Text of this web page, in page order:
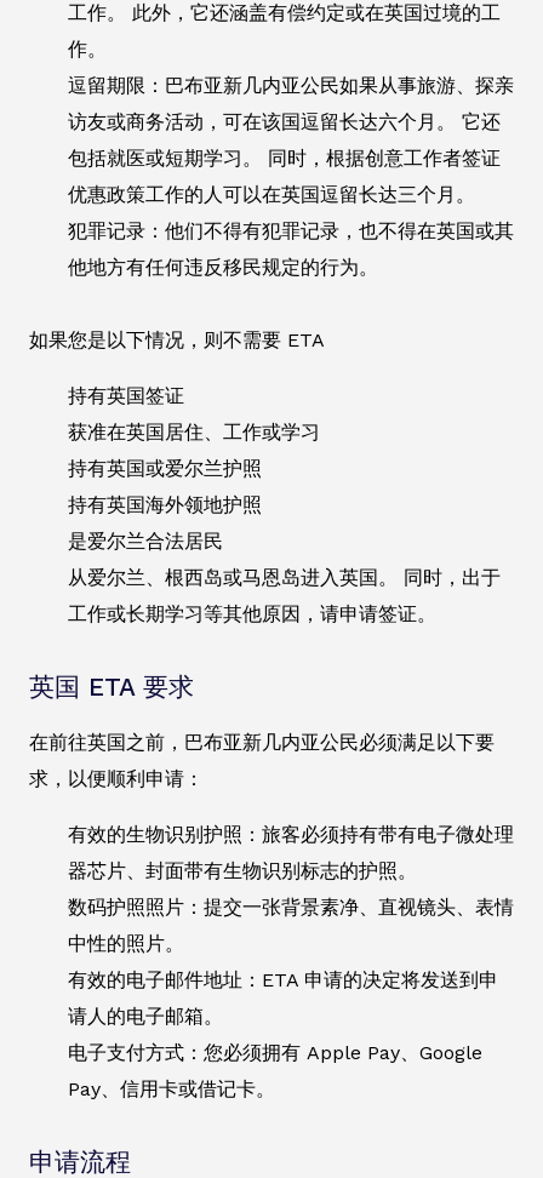
工作。 此外，它还涵盖有偿约定或在英国过境的工
作。
逗留期限：巴布亚新几内亚公民如果从事旅游、探亲
访友或商务活动，可在该国逗留长达六个月。 它还
包括就医或短期学习。 同时，根据创意工作者签证
优惠政策工作的人可以在英国逗留长达三个月。
犯罪记录：他们不得有犯罪记录，也不得在英国或其
他地方有任何违反移民规定的行为。
如果您是以下情况，则不需要 ETA
持有英国签证
获准在英国居住、工作或学习
持有英国或爱尔兰护照
持有英国海外领地护照
是爱尔兰合法居民
从爱尔兰、根西岛或马恩岛进入英国。 同时，出于
工作或长期学习等其他原因，请申请签证。
英国 ETA 要求
在前往英国之前，巴布亚新几内亚公民必须满足以下要
求，以便顺利申请：
有效的生物识别护照：旅客必须持有带有电子微处理
器芯片、封面带有生物识别标志的护照。
数码护照照片：提交一张背景素净、直视镜头、表情
中性的照片。
有效的电子邮件地址：ETA 申请的决定将发送到申
请人的电子邮箱。
电子支付方式：您必须拥有 Apple Pay、Google
Pay、信用卡或借记卡。
申请流程